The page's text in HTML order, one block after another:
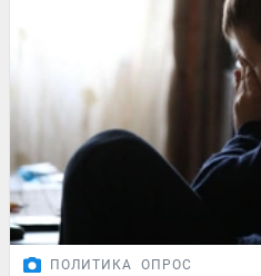
ПОЛИТИКА ОПРОС